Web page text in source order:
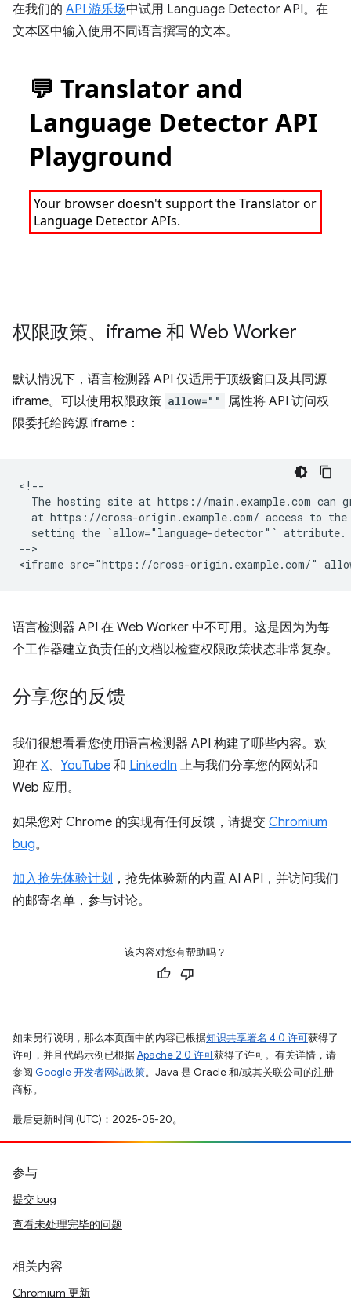
在我们的 API 游乐场中试用 Language Detector API。在
文本区中输入使用不同语言撰写的文本。
权限政策、iframe 和 Web Worker
默认情况下，语言检测器 API 仅适用于顶级窗口及其同源
iframe。可以使用权限政策 allow=""
属性将 API 访问权
限委托给跨源 iframe：
<!--
The hosting site at https://main.example.com can
at https://cross-origin.example.com/ access to
  setting the `allow="language-detector"` attribute.
-->
语言检测器 API 在 Web Worker 中不可用。这是因为为每
个工作器建立负责任的文档以检查权限政策状态非常复杂。
分享您的反馈
我们很想看看您使用语言检测器 API 构建了哪些内容。欢
迎在 X、 YouTube 和 LinkedIn 上与我们分享您的网站和
Web 应用。
如果您对 Chrome 的实现有任何反馈，请提交 Chromium
bug。
加入抢先体验计划 ，抢先体验新的内置 AI API，并访问我们
的邮寄名单，参与讨论。
该内容对您有帮助吗？
如未另行说明，那么本页面中的内容已根据知识共享署名 4.0 许可获得了
许可，并且代码示例已根据Apache 2.0 许可获得了许可。有关详情，请
参阅 Google 开发者网站政策。Java 是 Oracle 和/或其关联公司的注册
商标。
最后更新时间 (UTC)：2025-05-20。
参与
提交 bug
查看未处理完毕的问题
相关内容
Chromium 更新